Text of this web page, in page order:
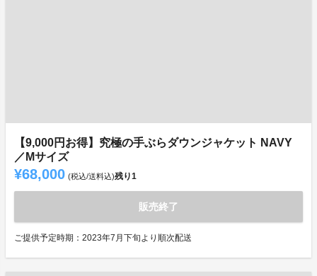
【9,000円お得】究極の手ぶらダウンジャケット NAVY
／Mサイズ
¥68,000 (税込/送料込)残り1
販売終了
ご提供予定時期：2023年7月下旬より順次配送